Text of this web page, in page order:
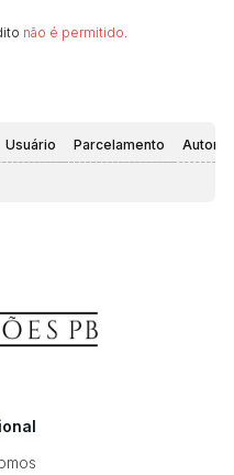
não é permitido.
Usuário Parcelamento